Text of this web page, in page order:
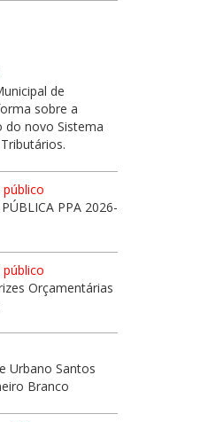
de
sobre a
do novo Sistema
PPA 2026-
Orçamentárias
Urbano Santos
Branco